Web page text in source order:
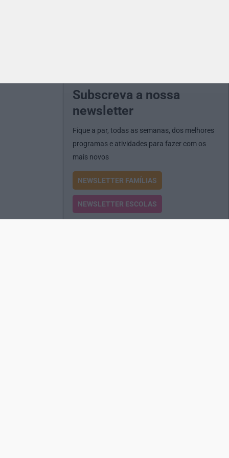
Subscreva a nossa
newsletter
Fique a par, todas as semanas, dos melhores
programas e atividades para fazer com os
mais novos
NEWSLETTER FAMÍLIAS
NEWSLETTER ESCOLAS